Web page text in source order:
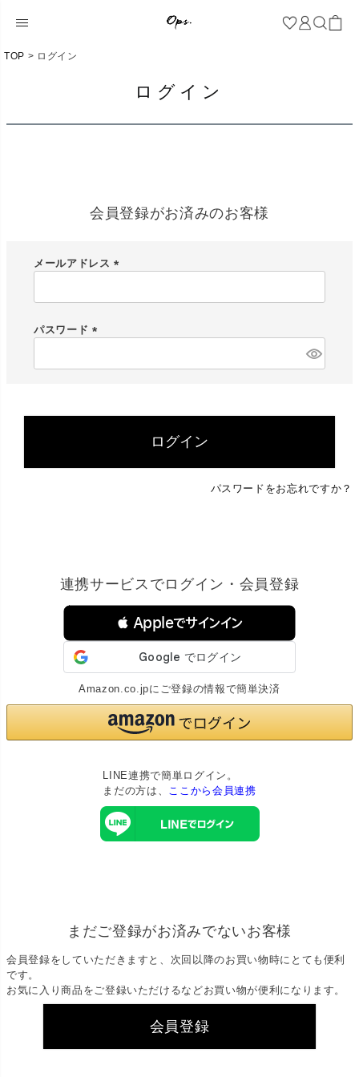
TOP ログイン
ログイン
会員登録がお済みのお客様
メールアドレス
パスワード
ログイン
パスワードをお忘れですか？
連携サービスでログイン・会員登録
 Appleでサインイン
Amazon.co.jpにご登録の情報で簡単決済
LINE連携で簡単ログイン。
まだの方は、 ここから会員連携
まだご登録がお済みでないお客様
会員登録をしていただきますと、次回以降のお買い物時にとても便利
です。
お気に入り商品をご登録いただけるなどお買い物が便利になります。
会員登録